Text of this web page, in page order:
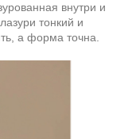
внутри и
тонкий и
а форма точна.